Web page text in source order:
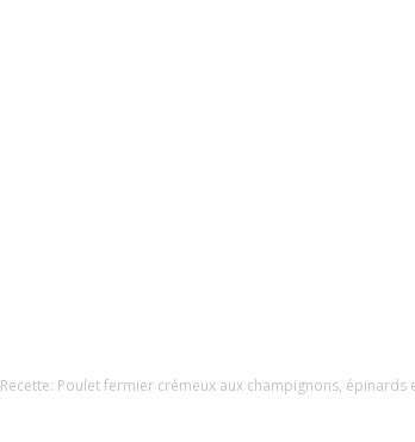
Recette: Poulet fermier crémeux aux champignons, épinards